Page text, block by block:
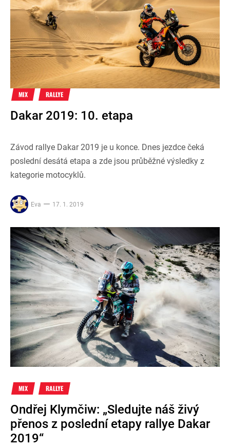
MIX RALLYE
Dakar 2019: 10. etapa
Závod rallye Dakar 2019 je u konce. Dnes jezdce čeká
poslední desátá etapa a zde jsou průběžné výsledky z
kategorie motocyklů.
Eva 17. 1. 2019
MIX RALLYE
Ondřej Klymčiw: „Sledujte náš živý
přenos z poslední etapy rallye Dakar
2019“